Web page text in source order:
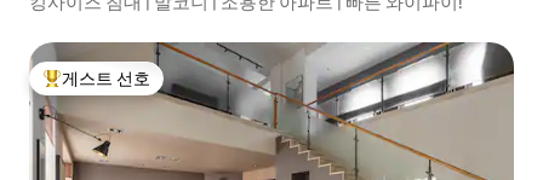
상위 게스트 선호
게스트 선호